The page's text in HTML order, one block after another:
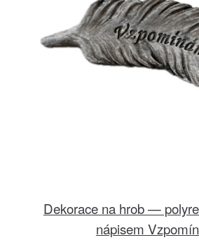
Dekorace na hrob —
nápisem